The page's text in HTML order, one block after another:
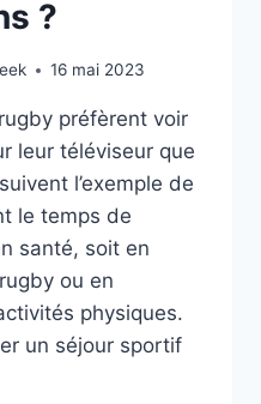
?
16 mai 2023
préfèrent voir
leur téléviseur que
l’exemple de
le temps de
santé, soit en
ou en
physiques.
un séjour sportif